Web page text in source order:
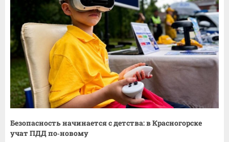
Безопасность начинается с детства: в Красногорске
учат ПДД по‑новому